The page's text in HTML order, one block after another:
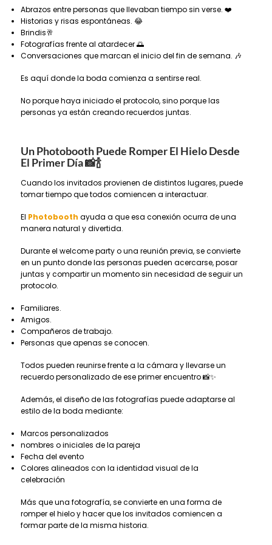
Abrazos entre personas que llevaban tiempo sin verse. ❤️
Historias y risas espontáneas. 😂
Brindis🥂
Fotografías frente al atardecer 🌅
Conversaciones que marcan el inicio del fin de semana. 🎶
Es aquí donde la boda comienza a sentirse real.
No porque haya iniciado el protocolo, sino porque las
personas ya están creando recuerdos juntas.
Un Photobooth Puede Romper El Hielo Desde
El Primer Día📸🍾
Cuando los invitados provienen de distintos lugares, puede
tomar tiempo que todos comiencen a interactuar.
El Photobooth ayuda a que esa conexión ocurra de una
manera natural y divertida.
Durante el welcome party o una reunión previa, se convierte
en un punto donde las personas pueden acercarse, posar
juntas y compartir un momento sin necesidad de seguir un
protocolo.
Familiares.
Amigos.
Compañeros de trabajo.
Personas que apenas se conocen.
Todos pueden reunirse frente a la cámara y llevarse un
recuerdo personalizado de ese primer encuentro 📸✨
Además, el diseño de las fotografías puede adaptarse al
estilo de la boda mediante:
Marcos personalizados
nombres o iniciales de la pareja
Fecha del evento
Colores alineados con la identidad visual de la
celebración
Más que una fotografía, se convierte en una forma de
romper el hielo y hacer que los invitados comiencen a
formar parte de la misma historia.